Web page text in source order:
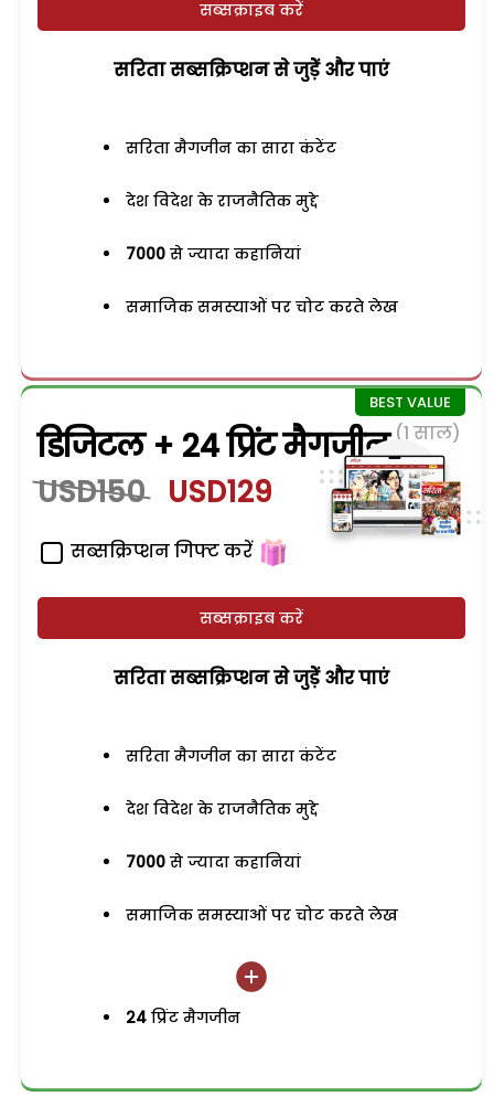
सब्सक्राइब करें
सरिता सब्सक्रिप्शन से जुड़ेें और पाएं
सरिता मैगजीन का सारा कंटेंट
देश विदेश के राजनैतिक मुद्दे
7000 से ज्यादा कहानियां
समाजिक समस्याओं पर चोट करते लेख
डिजिटल + 24 प्रिंट मैगजीन (1 साल)
USD150 USD129
सब्सक्रिप्शन गिफ्ट करें
सब्सक्राइब करें
सरिता सब्सक्रिप्शन से जुड़ेें और पाएं
सरिता मैगजीन का सारा कंटेंट
देश विदेश के राजनैतिक मुद्दे
7000 से ज्यादा कहानियां
समाजिक समस्याओं पर चोट करते लेख
24 प्रिंट मैगजीन